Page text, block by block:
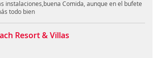
instalaciones,buena Comida, aunque en el bufete
todo bien
Resort & Villas